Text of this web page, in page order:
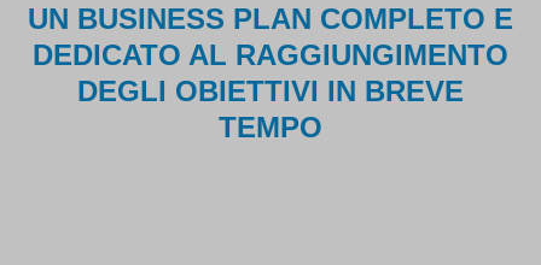
UN BUSINESS PLAN COMPLETO E
DEDICATO AL RAGGIUNGIMENTO
DEGLI OBIETTIVI IN BREVE
TEMPO